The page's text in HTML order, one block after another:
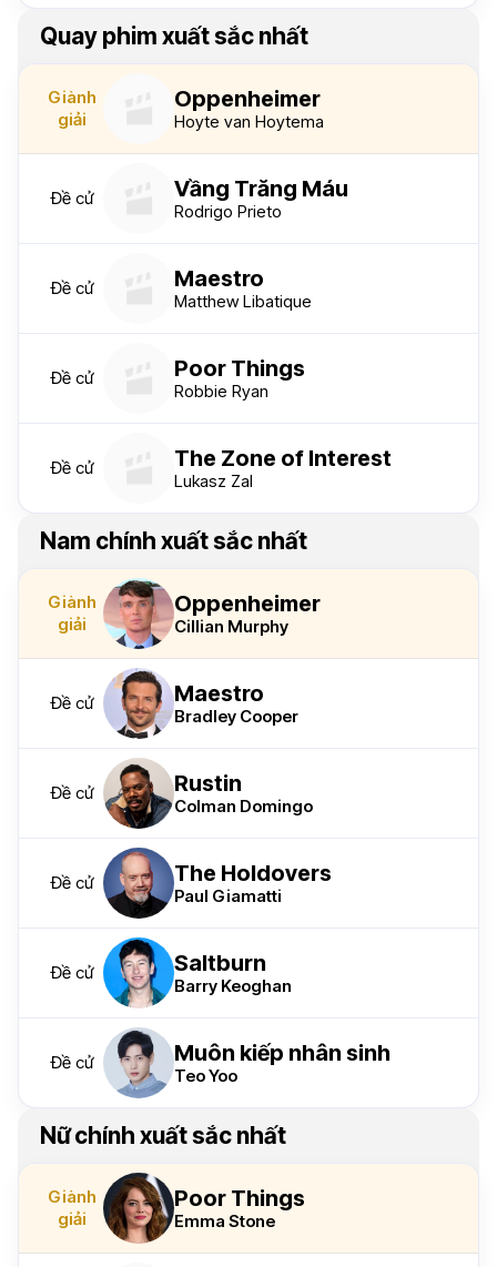
Quay phim xuất sắc nhất
Giành
giải
Oppenheimer
Hoyte van Hoytema
Đề cử Vầng Trăng Máu
Rodrigo Prieto
Đề cử Maestro
Matthew Libatique
Đề cử Poor Things
Robbie Ryan
Đề cử The Zone of Interest
Lukasz Zal
Nam chính xuất sắc nhất
Giành
giải
Oppenheimer
Cillian Murphy
Đề cử Maestro
Bradley Cooper
Đề cử Rustin
Colman Domingo
Đề cử The Holdovers
Paul Giamatti
Đề cử Saltburn
Barry Keoghan
Đề cử Muôn kiếp nhân sinh
Teo Yoo
Nữ chính xuất sắc nhất
Giành
giải
Poor Things
Emma Stone